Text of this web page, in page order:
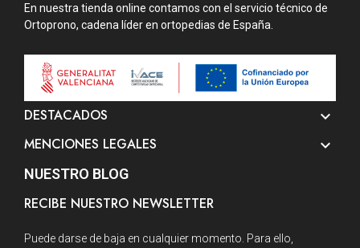
En nuestra tienda online contamos con el servicio técnico de
Ortoprono, cadena líder en ortopedias de España.
DESTACADOS 
MENCIONES LEGALES 
NUESTRO BLOG
RECIBE NUESTRO NEWSLETTER
Puede darse de baja en cualquier momento. Para ello,